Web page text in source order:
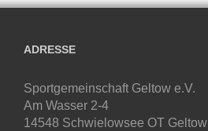
ADRESSE
Sportgemeinschaft Geltow e.V.
Am Wasser 2-4
14548 Schwielowsee OT Geltow